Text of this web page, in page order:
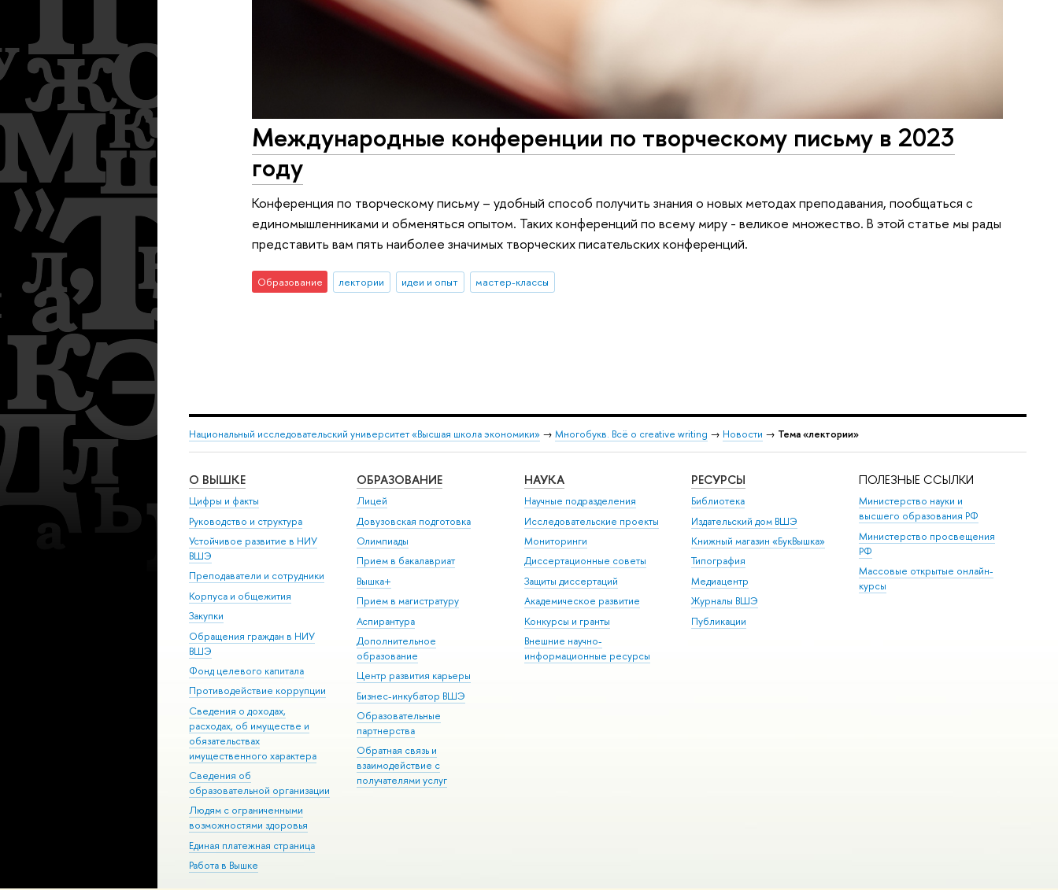
Международные конференции по творческому письму в 2023
году
Конференция по творческому письму – удобный способ получить знания о новых методах преподавания, пообщаться с
единомышленниками и обменяться опытом. Таких конференций по всему миру - великое множество. В этой статье мы рады
представить вам пять наиболее значимых творческих писательских конференций.
Образование лектории идеи и опыт мастер-классы
Национальный исследовательский университет «Высшая школа экономики» → Многобукв. Всё о creative writing → Новости → Тема «лектории»
О ВЫШКЕ
Цифры и факты
Руководство и структура
Устойчивое развитие в НИУ
ВШЭ
Преподаватели и сотрудники
Корпуса и общежития
Закупки
Обращения граждан в НИУ
ВШЭ
Фонд целевого капитала
Противодействие коррупции
Сведения о доходах,
расходах, об имуществе и
обязательствах
имущественного характера
Сведения об
образовательной организации
Людям с ограниченными
возможностями здоровья
Единая платежная страница
Работа в Вышке
ОБРАЗОВАНИЕ
Лицей
Довузовская подготовка
Олимпиады
Прием в бакалавриат
Вышка+
Прием в магистратуру
Аспирантура
Дополнительное
образование
Центр развития карьеры
Бизнес-инкубатор ВШЭ
Образовательные
партнерства
Обратная связь и
взаимодействие с
получателями услуг
НАУКА
Научные подразделения
Исследовательские проекты
Мониторинги
Диссертационные советы
Защиты диссертаций
Академическое развитие
Конкурсы и гранты
Внешние научно-
информационные ресурсы
РЕСУРСЫ
Библиотека
Издательский дом ВШЭ
Книжный магазин «БукВышка»
Типография
Медиацентр
Журналы ВШЭ
Публикации
ПОЛЕЗНЫЕ ССЫЛКИ
Министерство науки и
высшего образования РФ
Министерство просвещения
РФ
Массовые открытые онлайн-
курсы